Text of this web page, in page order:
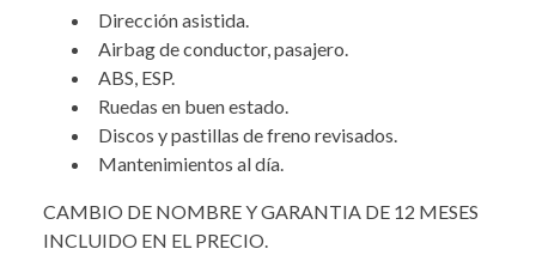
Dirección asistida.
Airbag de conductor, pasajero.
ABS, ESP.
Ruedas en buen estado.
Discos y pastillas de freno revisados.
Mantenimientos al día.
CAMBIO DE NOMBRE Y GARANTIA DE 12 MESES
INCLUIDO EN EL PRECIO.